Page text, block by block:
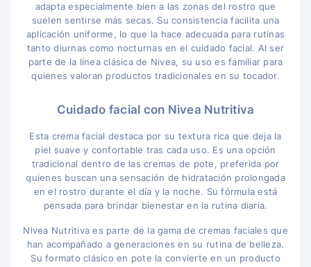
adapta especialmente bien a las zonas del rostro que
suelen sentirse más secas. Su consistencia facilita una
aplicación uniforme, lo que la hace adecuada para rutinas
tanto diurnas como nocturnas en el cuidado facial. Al ser
parte de la línea clásica de Nivea, su uso es familiar para
quienes valoran productos tradicionales en su tocador.
Cuidado facial con Nivea Nutritiva
Esta crema facial destaca por su textura rica que deja la
piel suave y confortable tras cada uso. Es una opción
tradicional dentro de las cremas de pote, preferida por
quienes buscan una sensación de hidratación prolongada
en el rostro durante el día y la noche. Su fórmula está
pensada para brindar bienestar en la rutina diaria.
Nivea Nutritiva es parte de la gama de cremas faciales que
han acompañado a generaciones en su rutina de belleza.
Su formato clásico en pote la convierte en un producto